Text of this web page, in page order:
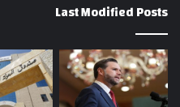
Last Modified Posts